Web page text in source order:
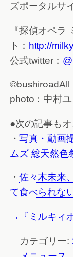
ズポータルサ
『探偵オペラ
ト： http://
公式twitter：
©bushiroadAll
photo：中村ユ
●次の記事
・ 写真・動画
ムズ 総天然色
・ 佐々木未来
て食べられな
→『ミルキィ
カテゴリー: